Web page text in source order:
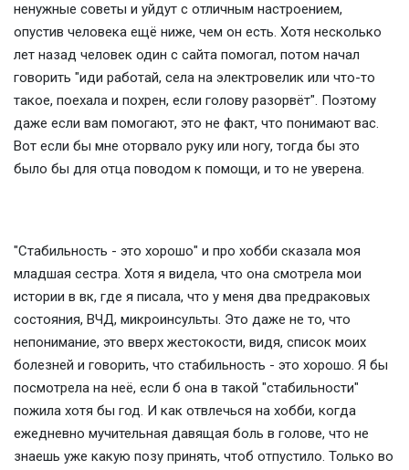
ненужные советы и уйдут с отличным настроением,
опустив человека ещё ниже, чем он есть. Хотя несколько
лет назад человек один с сайта помогал, потом начал
говорить "иди работай, села на электровелик или что-то
такое, поехала и похрен, если голову разорвёт". Поэтому
даже если вам помогают, это не факт, что понимают вас.
Вот если бы мне оторвало руку или ногу, тогда бы это
было бы для отца поводом к помощи, и то не уверена.
"Стабильность - это хорошо" и про хобби сказала моя
младшая сестра. Хотя я видела, что она смотрела мои
истории в вк, где я писала, что у меня два предраковых
состояния, ВЧД, микроинсульты. Это даже не то, что
непонимание, это вверх жестокости, видя, список моих
болезней и говорить, что стабильность - это хорошо. Я бы
посмотрела на неё, если б она в такой "стабильности"
пожила хотя бы год. И как отвлечься на хобби, когда
ежедневно мучительная давящая боль в голове, что не
знаешь уже какую позу принять, чтоб отпустило. Только во